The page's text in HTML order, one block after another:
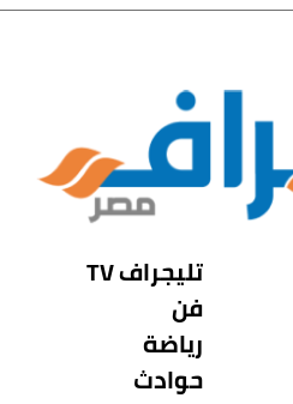
تليجراف TV
فن
رياضة
حوادث